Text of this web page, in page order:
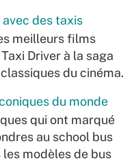
des taxis
meilleurs films
Driver à la saga
du cinéma.
du monde
qui ont marqué
au school bus
modèles de bus